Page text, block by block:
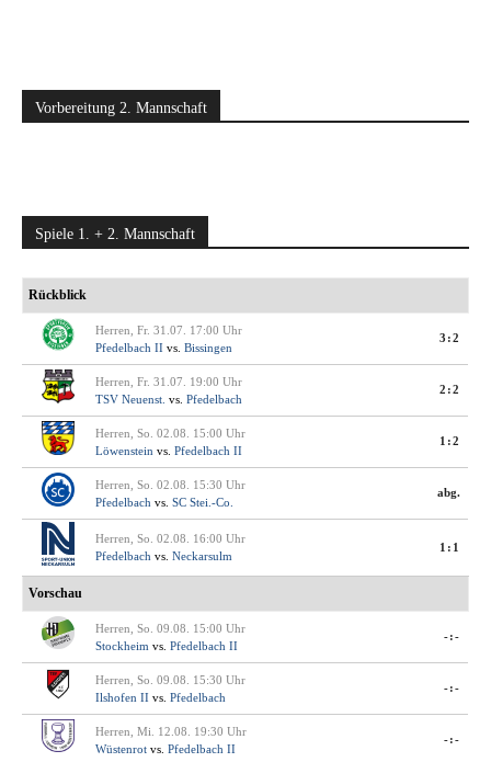
Vorbereitung 2. Mannschaft
Spiele 1. + 2. Mannschaft
Rückblick
Herren, Fr. 31.07. 17:00 Uhr
Pfedelbach II vs. Bissingen
3:2
Herren, Fr. 31.07. 19:00 Uhr
TSV Neuenst. vs. Pfedelbach
2:2
Herren, So. 02.08. 15:00 Uhr
Löwenstein vs. Pfedelbach II
1:2
Herren, So. 02.08. 15:30 Uhr
Pfedelbach vs. SC Stei.-Co.
abg.
Herren, So. 02.08. 16:00 Uhr
Pfedelbach vs. Neckarsulm
1:1
Vorschau
Herren, So. 09.08. 15:00 Uhr
Stockheim vs. Pfedelbach II
-:-
Herren, So. 09.08. 15:30 Uhr
Ilshofen II vs. Pfedelbach
-:-
Herren, Mi. 12.08. 19:30 Uhr
Wüstenrot vs. Pfedelbach II
-:-